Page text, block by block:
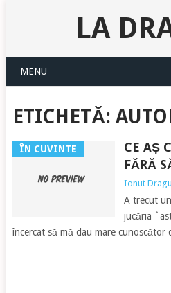
LA
MENU
ETICHETĂ:
ÎN CUVINTE
CE AȘ
FĂRĂ
Ionut Dragu
A trecut
jucăria
încercat să mă dau mare cunoscător